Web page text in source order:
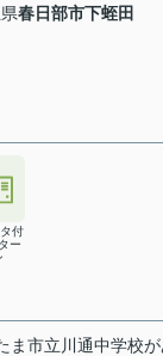
春日部市下蛭田
付
ー
ま市立川通中学校